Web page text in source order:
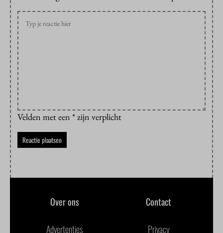
Velden met een * zijn verplicht
Over ons Contact
Advertenties Privacy